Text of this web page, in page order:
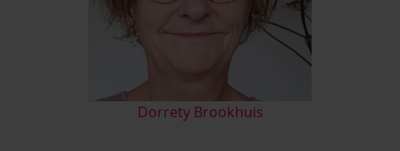
Dorrety Brookhuis